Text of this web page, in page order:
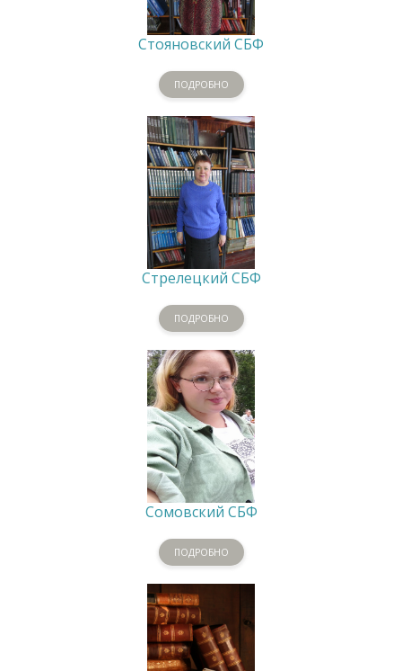
Стояновский СБФ
ПОДРОБНО
Стрелецкий СБФ
ПОДРОБНО
Сомовский СБФ
ПОДРОБНО